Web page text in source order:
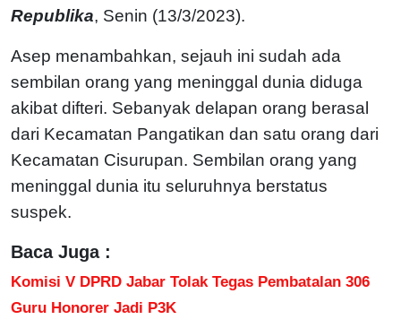
Republika, Senin (13/3/2023).
Asep menambahkan, sejauh ini sudah ada
sembilan orang yang meninggal dunia diduga
akibat difteri. Sebanyak delapan orang berasal
dari Kecamatan Pangatikan dan satu orang dari
Kecamatan Cisurupan. Sembilan orang yang
meninggal dunia itu seluruhnya berstatus
suspek.
Baca Juga :
Komisi V DPRD Jabar Tolak Tegas Pembatalan 306
Guru Honorer Jadi P3K